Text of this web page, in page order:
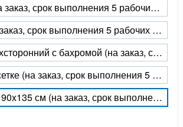
140x210 см (на заказ, срок выполнения 5 рабочих дней)
90x135 см (на заказ, срок выполнения 5 рабочих дней)
90х135 см двухсторонний с бахромой (на заказ, срок выполнения 5 рабочих дней)
90х135 см на сетке (на заказ, срок выполнения 5 рабочих дней)
Двусторонний 90x135 см (на заказ, срок выполнения 5 рабочих дней)